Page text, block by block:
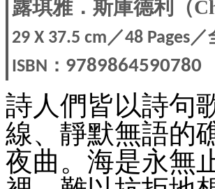
露琪雅．斯庫德利（
29 X 37.5cm／48 Pages／
ISBN ： 9789864590780
詩人們皆以詩句
線、靜默無語的
夜曲。海是永無